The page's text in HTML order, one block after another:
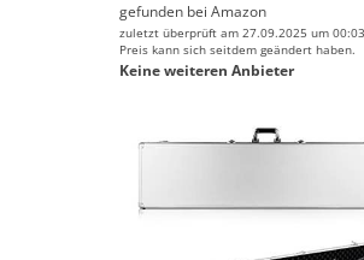
gefunden bei Amazon
zuletzt überprüft am 27.09.2025 um
Preis kann sich seitdem geändert haben.
Keine weiteren Anbieter